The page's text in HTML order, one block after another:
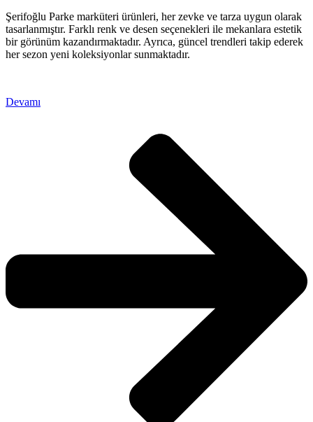
Şerifoğlu Parke marküteri ürünleri, her zevke ve tarza uygun olarak
tasarlanmıştır. Farklı renk ve desen seçenekleri ile mekanlara estetik
bir görünüm kazandırmaktadır. Ayrıca, güncel trendleri takip ederek
her sezon yeni koleksiyonlar sunmaktadır.
Devamı